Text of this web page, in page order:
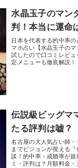
水晶玉子のマン
判！本当に運命
日本を代表する的中率
マホ占い【水晶玉子の
試したので口コミレビ
定メニューも徹底解説！
伝説級ビッグマ
たる評判は嘘？
名古屋の大人気占い師
までビジョンが視える
談！的中率・成婚率が
ミ・評判は？月額料金